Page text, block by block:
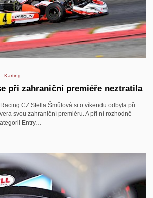
Karting
při zahraniční premiéře neztratila
CZ Stella Šmůlová si o víkendu odbyla při
svou zahraniční premiéru. A při ní rozhodně
Entry…